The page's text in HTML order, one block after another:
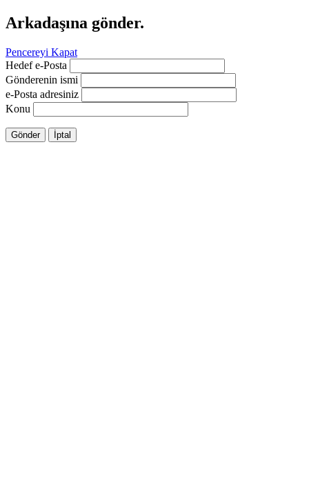
Arkadaşına gönder.
Pencereyi Kapat
Hedef e-Posta
Gönderenin ismi
e-Posta adresiniz
Konu
Gönder İptal